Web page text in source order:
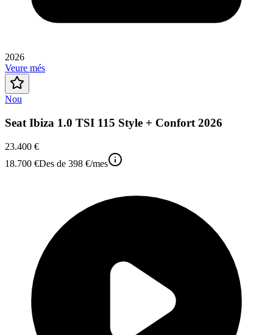
2026
Veure més
Nou
Seat Ibiza 1.0 TSI 115 Style + Confort 2026
23.400 €
18.700 €Des de 398 €/mes